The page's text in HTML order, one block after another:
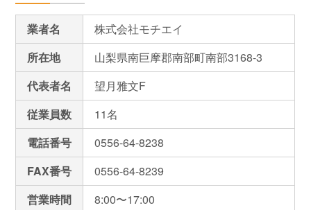
業者名
株式会社モチエイ
所在地
山梨県南巨摩郡南部町南部3168-3
代表者名
望月雅文F
従業員数
11名
電話番号
0556-64-8238
FAX番号
0556-64-8239
営業時間
8:00〜17:00